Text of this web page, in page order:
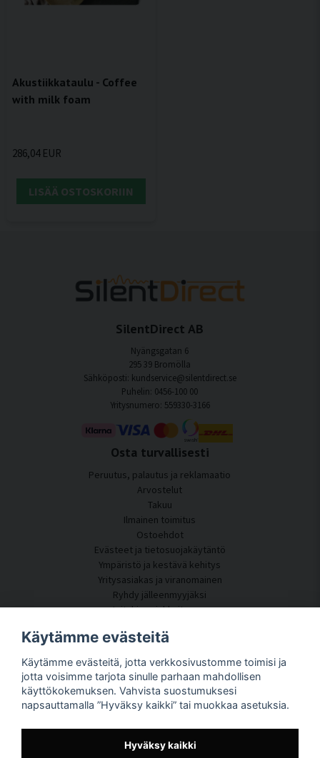
Akustiikkataulu - Coffee
with milk foam
286,04 EUR
LISÄÄ OSTOSKORIIN
SilentDirect AB
Nyängsgatan 6
295 39 Bromölla
Sähköposti: kundservice@silentdirect.se
Puhelin: 0456-100 00
Yritysnumero: 559330-3166
Osta turvallisesti
Peruutus, palautus ja reklamaatio
Arvostelut
Takuu
Ilmainen toimitus
Ostoehdot
Evästeet ja tietosuojakäytäntö
Ympäristö ja kestävä kehitys
Yritysasiakas ja viranomainen
Ryhdy jälleenmyyjäksi
Joitakin asiakkaitamme
Asiakaspalvelu
Akustiikkakonsultointi
Asennus
Kysymyksiä ja vastauksia
Tietoportaali
Seuraa pakettiasi täältä
Tietoja SilentDirectistä
Käytämme evästeitä
Käytämme evästeitä, jotta verkkosivustomme toimisi ja
jotta voisimme tarjota sinulle parhaan mahdollisen
käyttökokemuksen. Vahvista suostumuksesi
napsauttamalla ”Hyväksy kaikki” tai muokkaa asetuksia.
Hyväksy kaikki